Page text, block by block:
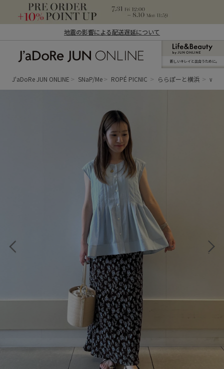
地震の影響による配送遅延について
ン オンライン）
新しいキレイと出合うために。
J'aDoRe JUN ONLINE SNaP/Me ROPÉ PICNIC ららぽーと横浜